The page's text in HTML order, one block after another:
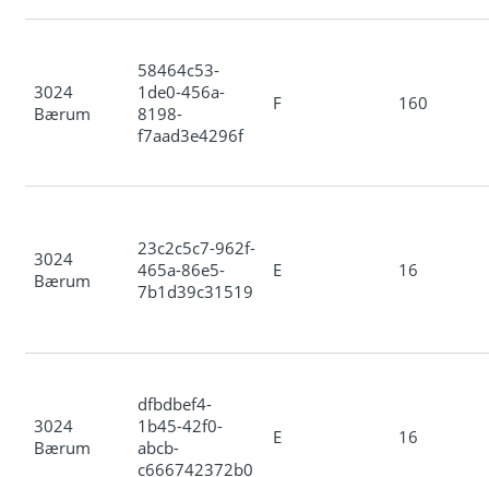
3024
Bærum
58464c53-
1de0-456a-
8198-
f7aad3e4296f
F 160
3024
Bærum
23c2c5c7-962f-
465a-86e5-
7b1d39c31519
E 16
3024
Bærum
dfbdbef4-
1b45-42f0-
abcb-
c666742372b0
E 16